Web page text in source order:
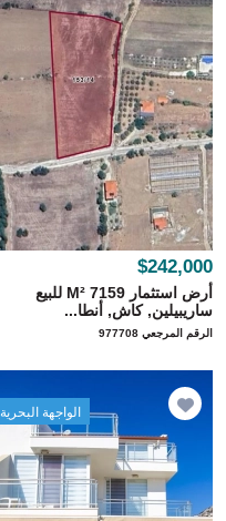
$242,000
أرض استثمار 7159 M² للبيع
ساريبيلين, كاش, أنطا...
الرقم المرجعي 977708
الواجهة البحرية